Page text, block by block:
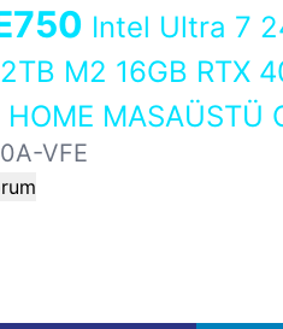
Intel Ultra 7
M2 16GB RTX
MASAÜSTÜ
VFE